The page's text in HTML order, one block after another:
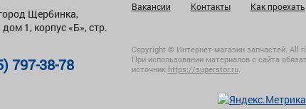
Щербинка,
1, корпус «Б», стр.
797-38-78
Вакансии
Контакты Как проехать
Copyright © Интернет-магазин запчастей. All
При использовании материалов с сайта
источник https://superstor.ru.